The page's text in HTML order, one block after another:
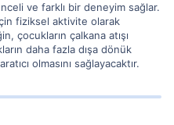
ve farklı bir deneyim sağlar.
fiziksel aktivite olarak
çocukların çalkana atışı
daha fazla dışa dönük
olmasını sağlayacaktır.